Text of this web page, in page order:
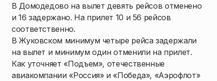
В Домодедово на вылет девять рейсов отменено
и 16 задержано. На прилет 10 и 56 рейсов
соответственно.
В Жуковском минимум четыре рейса задержали
на вылет и минимум один отменили на прилет.
Как уточняет «Подъем», отечественные
авиакомпании «Россия» и «Победа», «Аэрофлот»